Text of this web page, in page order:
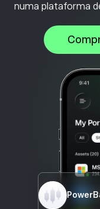
numa plataforma